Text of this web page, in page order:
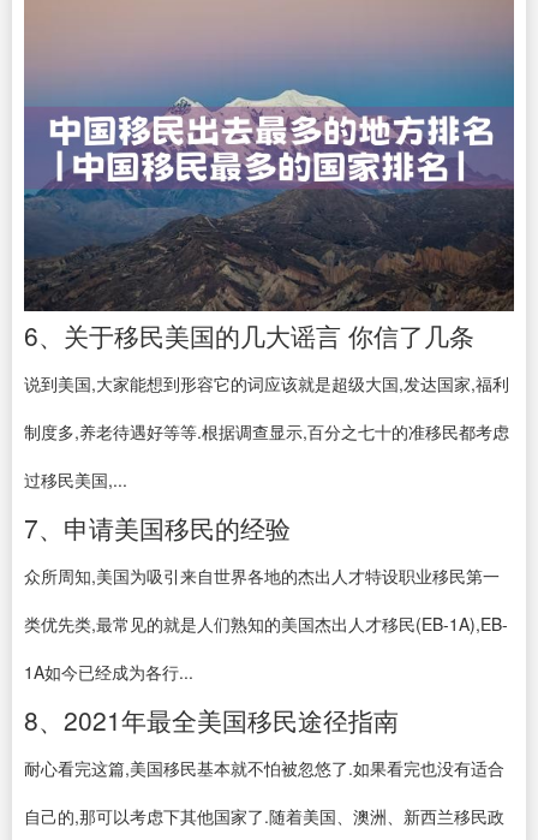
6、关于移民美国的几大谣言 你信了几条
说到美国,大家能想到形容它的词应该就是超级大国,发达国家,福利
制度多,养老待遇好等等.根据调查显示,百分之七十的准移民都考虑
过移民美国,...
7、申请美国移民的经验
众所周知,美国为吸引来自世界各地的杰出人才特设职业移民第一
类优先类,最常见的就是人们熟知的美国杰出人才移民(EB-1A),EB-
1A如今已经成为各行...
8、2021年最全美国移民途径指南
耐心看完这篇,美国移民基本就不怕被忽悠了.如果看完也没有适合
自己的,那可以考虑下其他国家了.随着美国、澳洲、新西兰移民政